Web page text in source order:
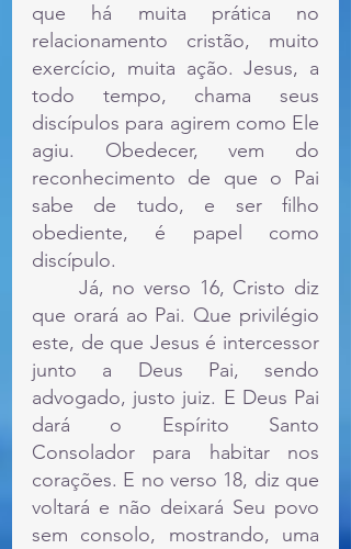
que há muita prática no
relacionamento cristão, muito
exercício, muita ação. Jesus, a
todo tempo, chama seus
discípulos para agirem como Ele
agiu. Obedecer, vem do
reconhecimento de que o Pai
sabe de tudo, e ser filho
obediente, é papel como
discípulo.
que orará ao Pai. Que privilégio
este, de que Jesus é intercessor
junto a Deus Pai, sendo
advogado, justo juiz. E Deus Pai
dará o Espírito Santo
Consolador para habitar nos
corações. E no verso 18, diz que
voltará e não deixará Seu povo
sem consolo, mostrando, uma